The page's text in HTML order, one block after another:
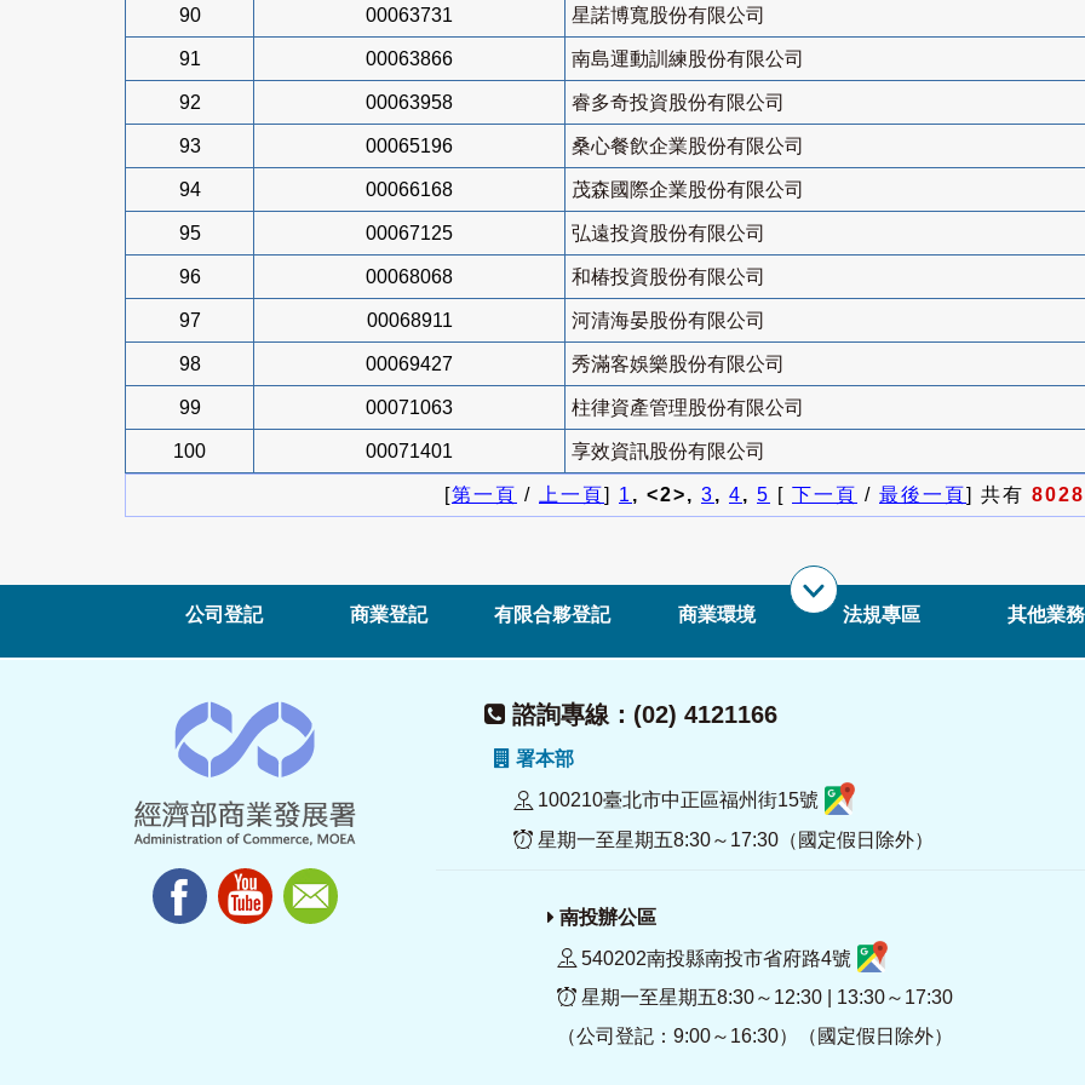
90 00063731 星諾博寬股份有限公司
91 00063866 南島運動訓練股份有限公司
92 00063958 睿多奇投資股份有限公司
93 00065196 桑心餐飲企業股份有限公司
94 00066168 茂森國際企業股份有限公司
95 00067125 弘遠投資股份有限公司
96 00068068 和椿投資股份有限公司
97 00068911 河清海晏股份有限公司
98 00069427 秀滿客娛樂股份有限公司
99 00071063 柱律資產管理股份有限公司
100 00071401 享效資訊股份有限公司
[第一頁 / 上一頁] 1, <2>, 3, 4, 5 [ 下一頁 / 最後一頁] 共有 8028
公司登記 商業登記 有限合夥登記 商業環境 法規專區 其他業務
諮詢專線：(02) 4121166
署本部
100210臺北市中正區福州街15號
星期一至星期五8:30～17:30（國定假日除外）
南投辦公區
540202南投縣南投市省府路4號
星期一至星期五8:30～12:30 | 13:30～17:30
（公司登記：9:00～16:30）（國定假日除外）